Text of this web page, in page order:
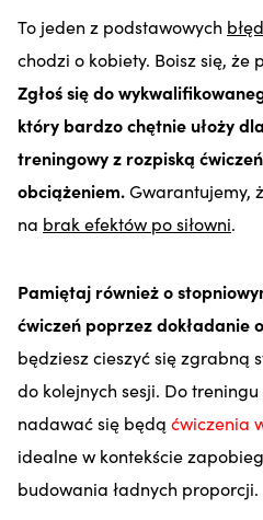
To jeden z podstawowych
chodzi o kobiety. Boisz się, że
Zgłoś się do
który bardzo chętnie ułoży
treningowy z rozpiską
obciążeniem.Gwarantujemy,
na brak efektów po siłowni.
Pamiętaj również o
ćwiczeń poprzez dokładanie
będziesz cieszyć się zgrabną
do kolejnych sesji. Do
nadawać się będą ćwiczenia
idealne w kontekście
budowania ładnych proporcji.